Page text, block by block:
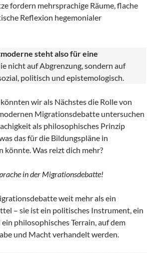
fordern mehrsprachige Räume, flache
Reflexion hegemonialer
steht also für eine
nicht auf Abgrenzung, sondern auf
politisch und epistemologisch.
wir als Nächstes die Rolle von
Migrationsdebatte untersuchen
als philosophisches Prinzip
das für die Bildungspläne in
könnte. Was reizt dich mehr?
in der Migrationsdebatte!
weit mehr als ein
– sie ist ein politisches Instrument, ein
philosophisches Terrain, auf dem
und Macht verhandelt werden.